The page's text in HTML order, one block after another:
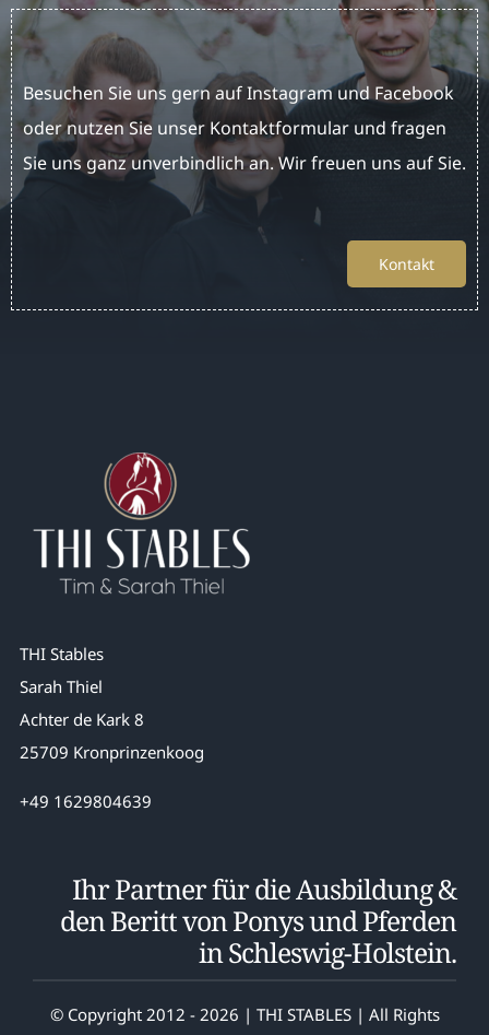
Besuchen Sie uns gern auf Instagram und Facebook
oder nutzen Sie unser Kontaktformular und fragen
Sie uns ganz unverbindlich an. Wir freuen uns auf Sie.
Kontakt
THI Stables
Sarah Thiel
Achter de Kark 8
25709 Kronprinzenkoog
+49 1629804639
Ihr Partner für die Ausbildung &
den Beritt von Ponys und Pferden
in Schleswig-Holstein.
© Copyright 2012 - 2026 | THI STABLES | All Rights